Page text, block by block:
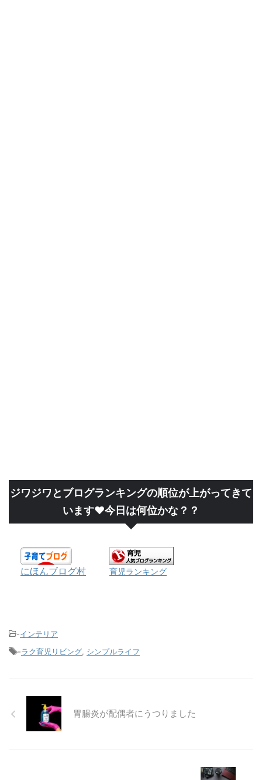
ジワジワとブログランキングの順位が上がってきて
います❤今日は何位かな？？
にほんブログ村 育児ランキング
-インテリア
-ラク育児リビング, シンプルライフ
胃腸炎が配偶者にうつりました